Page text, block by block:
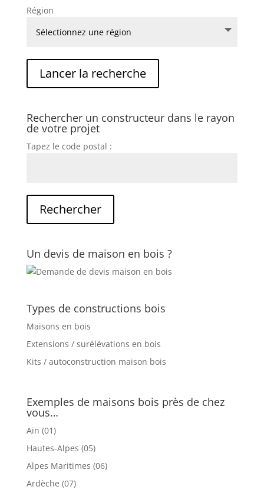
Région
Rechercher un constructeur dans le rayon
de votre projet
Tapez le code postal :
Un devis de maison en bois ?
Types de constructions bois
Maisons en bois
Extensions / surélévations en bois
Kits / autoconstruction maison bois
Exemples de maisons bois près de chez
vous…
Ain (01)
Hautes-Alpes (05)
Alpes Maritimes (06)
Ardèche (07)